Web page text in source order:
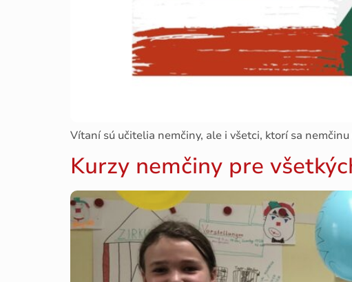
Vítaní sú učitelia nemčiny, ale i všetci, ktorí sa
Kurzy nemčiny pre